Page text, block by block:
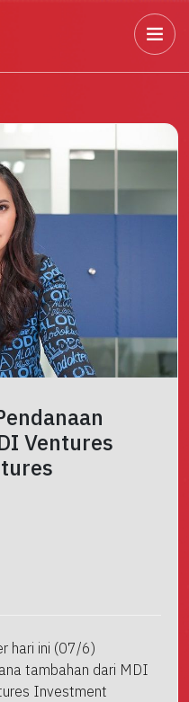
Ventures
hari ini (07/6)
tambahan dari MDI
Investment